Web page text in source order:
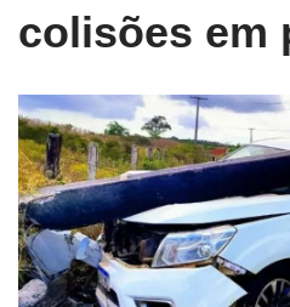
colisões em